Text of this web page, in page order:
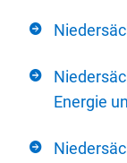
Energie